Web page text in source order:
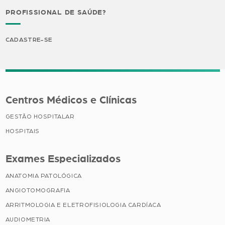
PROFISSIONAL DE SAÚDE?
CADASTRE-SE
Centros Médicos e Clínicas
GESTÃO HOSPITALAR
HOSPITAIS
Exames Especializados
ANATOMIA PATOLÓGICA
ANGIOTOMOGRAFIA
ARRITMOLOGIA E ELETROFISIOLOGIA CARDÍACA
AUDIOMETRIA